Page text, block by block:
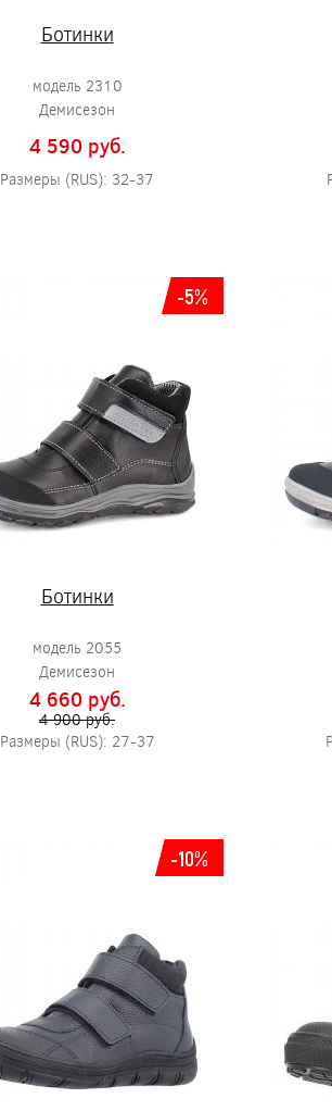
Ботинки
модель 2310
Демисезон
4 590 pуб.
Размеры (RUS): 32-37
-5%
Ботинки
модель 2055
Демисезон
4 660 pуб.
4 900 pуб.
Размеры (RUS): 27-37
-10%